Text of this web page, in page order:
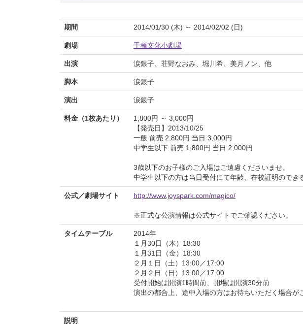
期間 2014/01/30 (木) ～ 2014/02/02 (日)
劇場 千種文化小劇場
出演 涙銀子、荘野なおみ、堀川希、美月ノン、他
脚本 涙銀子
演出 涙銀子
料金（1枚あたり）
1,800円 ～ 3,000円
【発売日】2013/10/25
一般 前売 2,800円 当日 3,000円
中学生以下 前売 1,800円 当日 2,000円
3歳以下のお子様のご入場はご遠慮くださいませ。
中学生以下の方は当日受付にて年齢、在校証明のでき
公式／劇場サイト http://www.joyspark.com/magico/
※正式な公演情報は公式サイトでご確認ください。
タイムテーブル
2014年
１月30日（木）18:30
１月31日（金）18:30
２月１日（土）13:00／17:00
２月２日（日）13:00／17:00
受付開始は開演1時間前、開場は開演30分前
演出の都合上、途中入場の方はお待ちいただく場合が
説明